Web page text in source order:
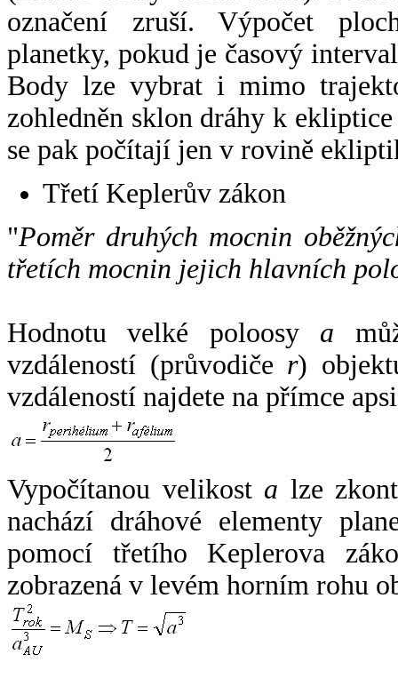
označení zruší. Výpočet
planetky, pokud je časový
Body lze vybrat i mimo
zohledněn sklon dráhy k
se pak počítají jen v rovině
Třetí Keplerův zákon
"Poměr druhých mocnin
třetích mocnin jejich hlavních
Hodnotu velké poloosy a
vzdáleností (průvodiče r)
vzdáleností najdete na přímce
Vypočítanou velikost a lze
nachází dráhové elementy
pomocí třetího Keplerova
zobrazená v levém horním rohu